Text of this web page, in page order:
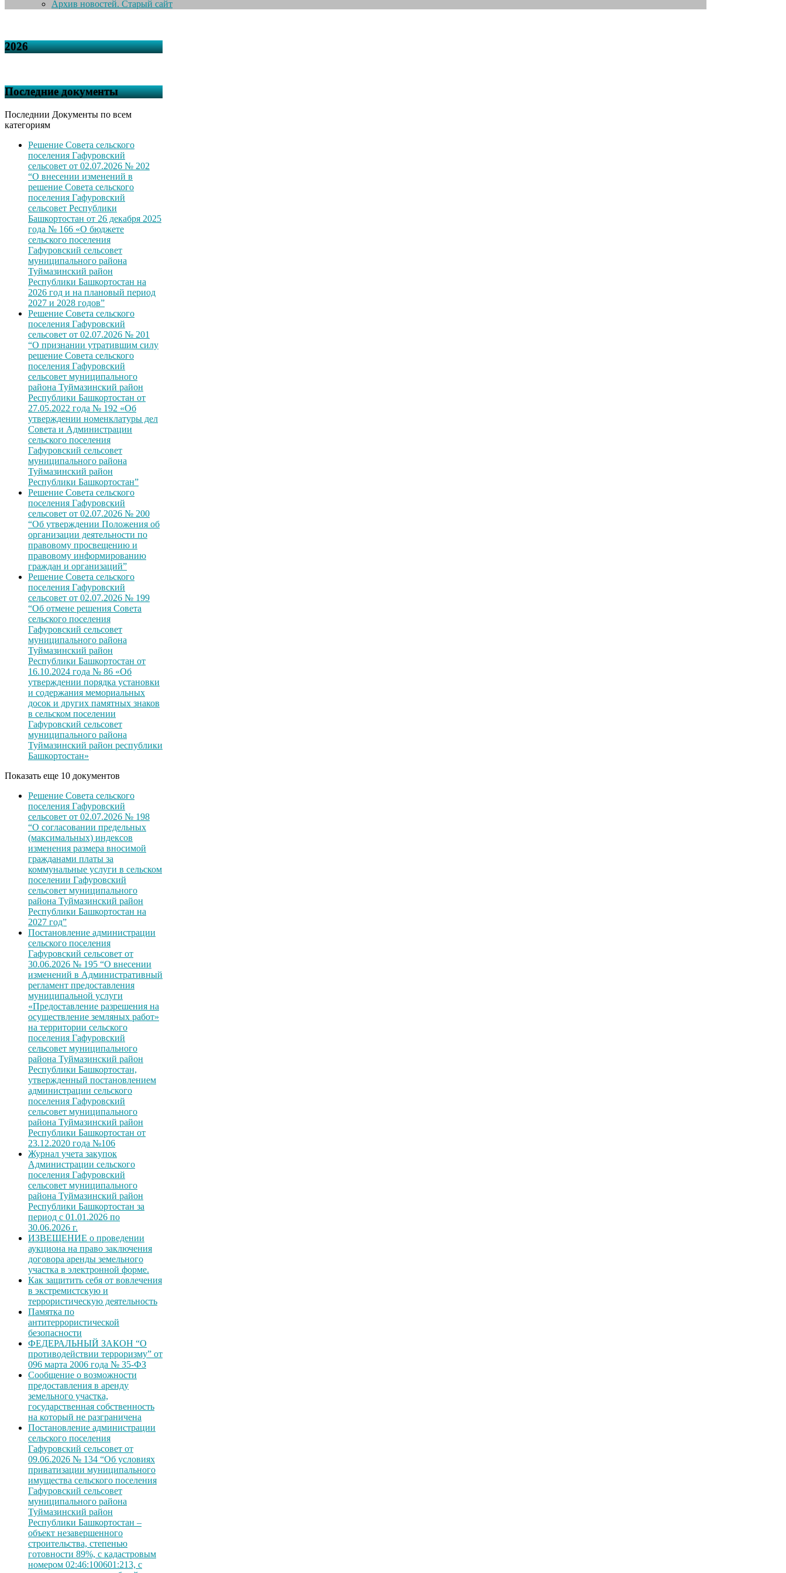
Архив новостей. Старый сайт
2026
Последние документы
Последнии Документы по всем
категориям
Решение Совета сельского
поселения Гафуровский
сельсовет от 02.07.2026 № 202
“О внесении изменений в
решение Совета сельского
поселения Гафуровский
сельсовет Республики
Башкортостан от 26 декабря 2025
года № 166 «О бюджете
сельского поселения
Гафуровский сельсовет
муниципального района
Туймазинский район
Республики Башкортостан на
2026 год и на плановый период
2027 и 2028 годов”
Решение Совета сельского
поселения Гафуровский
сельсовет от 02.07.2026 № 201
“О признании утратившим силу
решение Совета сельского
поселения Гафуровский
сельсовет муниципального
района Туймазинский район
Республики Башкортостан от
27.05.2022 года № 192 «Об
утверждении номенклатуры дел
Совета и Администрации
сельского поселения
Гафуровский сельсовет
муниципального района
Туймазинский район
Республики Башкортостан”
Решение Совета сельского
поселения Гафуровский
сельсовет от 02.07.2026 № 200
“Об утверждении Положения об
организации деятельности по
правовому просвещению и
правовому информированию
граждан и организаций”
Решение Совета сельского
поселения Гафуровский
сельсовет от 02.07.2026 № 199
“Об отмене решения Совета
сельского поселения
Гафуровский сельсовет
муниципального района
Туймазинский район
Республики Башкортостан от
16.10.2024 года № 86 «Об
утверждении порядка установки
и содержания мемориальных
досок и других памятных знаков
в сельском поселении
Гафуровский сельсовет
муниципального района
Туймазинский район республики
Башкортостан»
Показать еще 10 документов
Решение Совета сельского
поселения Гафуровский
сельсовет от 02.07.2026 № 198
“О согласовании предельных
(максимальных) индексов
изменения размера вносимой
гражданами платы за
коммунальные услуги в сельском
поселении Гафуровский
сельсовет муниципального
района Туймазинский район
Республики Башкортостан на
2027 год”
Постановление администрации
сельского поселения
Гафуровский сельсовет от
30.06.2026 № 195 “О внесении
изменений в Административный
регламент предоставления
муниципальной услуги
«Предоставление разрешения на
осуществление земляных работ»
на территории сельского
поселения Гафуровский
сельсовет муниципального
района Туймазинский район
Республики Башкортостан,
утвержденный постановлением
администрации сельского
поселения Гафуровский
сельсовет муниципального
района Туймазинский район
Республики Башкортостан от
23.12.2020 года №106
Журнал учета закупок
Администрации сельского
поселения Гафуровский
сельсовет муниципального
района Туймазинский район
Республики Башкортостан за
период с 01.01.2026 по
30.06.2026 г.
ИЗВЕЩЕНИЕ о проведении
аукциона на право заключения
договора аренды земельного
участка в электронной форме.
Как защитить себя от вовлечения
в экстремистскую и
террористическую деятельность
Памятка по
антитеррористической
безопасности
ФЕДЕРАЛЬНЫЙ ЗАКОН “О
противодействии терроризму” от
096 марта 2006 года № 35-ФЗ
Сообщение о возможности
предоставления в аренду
земельного участка,
государственная собственность
на который не разграничена
Постановление администрации
сельского поселения
Гафуровский сельсовет от
09.06.2026 № 134 “Об условиях
приватизации муниципального
имущества сельского поселения
Гафуровский сельсовет
муниципального района
Туймазинский район
Республики Башкортостан –
объект незавершенного
строительства, степенью
готовности 89%, с кадастровым
номером 02:46:100601:213, с